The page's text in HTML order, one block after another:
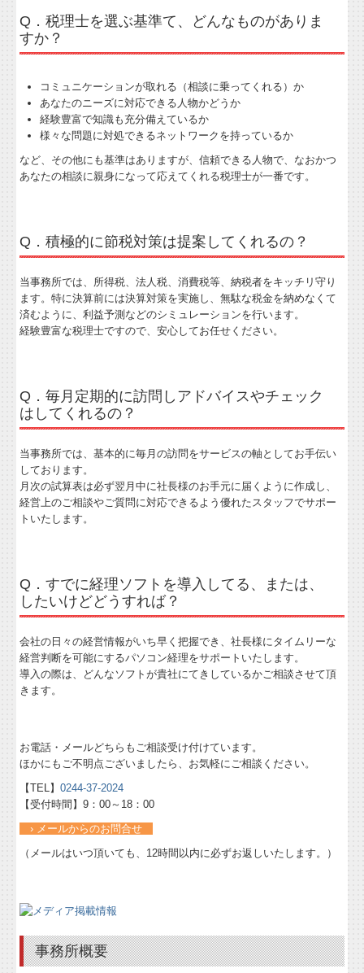
所長のメルマガ
事務所概要
Q．税理士を選ぶ基準て、どんなものがありま
すか？
コミュニケーションが取れる（相談に乗ってくれる）か
あなたのニーズに対応できる人物かどうか
経験豊富で知識も充分備えているか
様々な問題に対処できるネットワークを持っているか
など、その他にも基準はありますが、信頼できる人物で、なおかつ
あなたの相談に親身になって応えてくれる税理士が一番です。
Q．積極的に節税対策は提案してくれるの？
当事務所では、所得税、法人税、消費税等、納税者をキッチリ守り
ます。特に決算前には決算対策を実施し、無駄な税金を納めなくて
済むように、利益予測などのシミュレーションを行います。
経験豊富な税理士ですので、安心してお任せください。
Q．毎月定期的に訪問しアドバイスやチェック
はしてくれるの？
当事務所では、基本的に毎月の訪問をサービスの軸としてお手伝い
しております。
月次の試算表は必ず翌月中に社長様のお手元に届くように作成し、
経営上のご相談やご質問に対応できるよう優れたスタッフでサポー
トいたします。
Q．すでに経理ソフトを導入してる、または、
したいけどどうすれば？
会社の日々の経営情報がいち早く把握でき、社長様にタイムリーな
経営判断を可能にするパソコン経理をサポートいたします。
導入の際は、どんなソフトが貴社にてきしているかご相談させて頂
きます。
お電話・メールどちらもご相談受け付けています。
ほかにもご不明点ございましたら、お気軽にご相談ください。
【TEL】0244-37-2024
【受付時間】9：00～18：00
› メールからのお問合せ
（メールはいつ頂いても、12時間以内に必ずお返しいたします。）